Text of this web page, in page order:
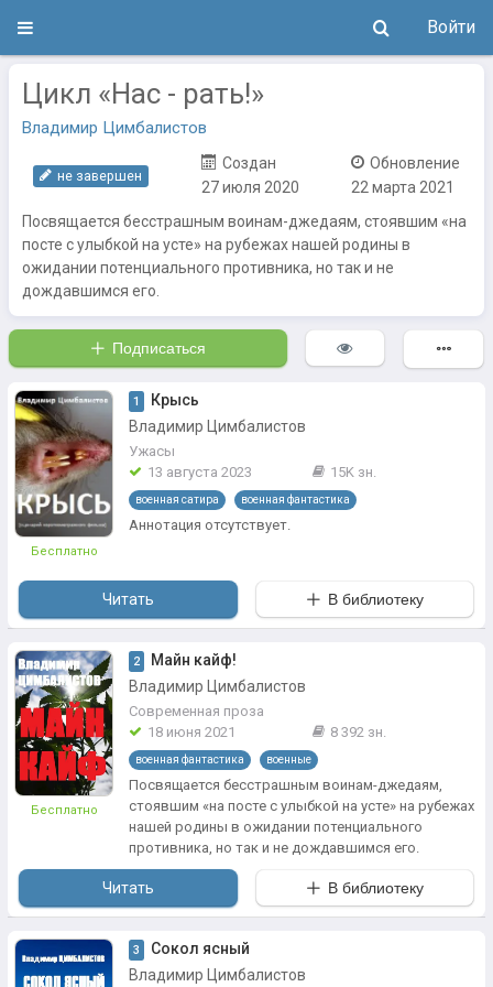
Войти
Цикл «Нас - рать!»
Владимир Цимбалистов
не завершен
Создан
27 июля 2020
Обновление
22 марта 2021
Посвящается бесстрашным воинам-джедаям, стоявшим «на
посте с улыбкой на усте» на рубежах нашей родины в
ожидании потенциального противника, но так и не
дождавшимся его.
Подписаться
Бесплатно
1
Крысь
Владимир Цимбалистов
Ужасы
13 августа 2023
15K зн.
военная сатира военная фантастика
Аннотация отсутствует.
Читать В библиотеку
Бесплатно
2
Майн кайф!
Владимир Цимбалистов
Современная проза
18 июня 2021
8 392 зн.
военная фантастика военные
Посвящается бесстрашным воинам-джедаям,
стоявшим «на посте с улыбкой на усте» на рубежах
нашей родины в ожидании потенциального
противника, но так и не дождавшимся его.
Читать В библиотеку
3
Сокол ясный
Владимир Цимбалистов